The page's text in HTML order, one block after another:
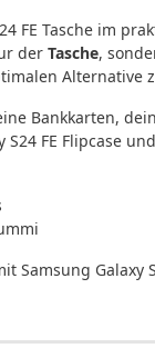
FE Tasche im
der Tasche,
Alternative
Bankkarten,
S24 FE Flipcase
Samsung Galaxy